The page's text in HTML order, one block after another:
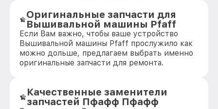
Оригинальные запчасти для
Вышивальной машины Pfaff
Если Вам важно, чтобы ваше устройство
Вышивальной машины Pfaff прослужило как
можно дольше, предлагаем выбрать именно
оригинальные запчасти для ремонта.
Качественные заменители
запчастей Пфафф Пфафф